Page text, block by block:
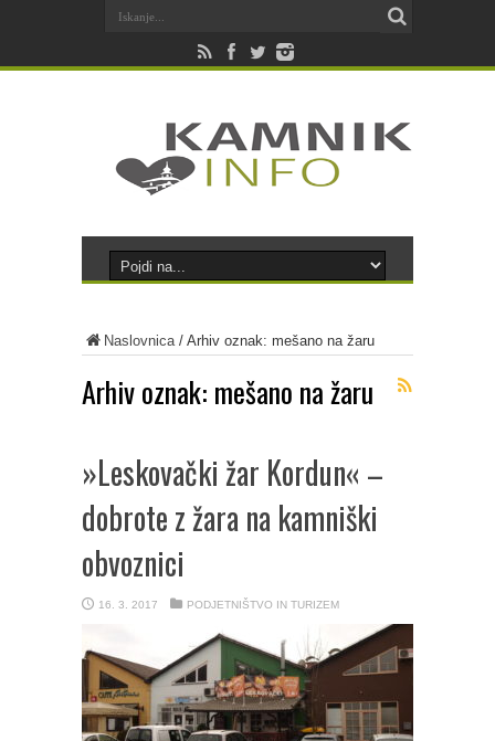
Naslovnica/ Arhiv oznak: mešano na žaru
Arhiv oznak: mešano na žaru
»Leskovački žar Kordun« –
dobrote z žara na kamniški
obvoznici
16. 3. 2017 PODJETNIŠTVO IN TURIZEM